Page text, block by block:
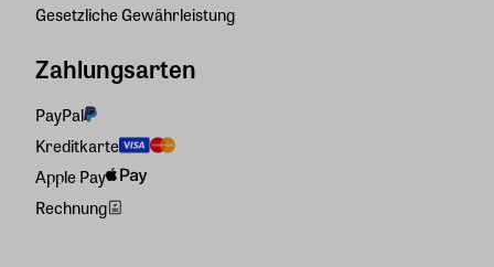
Gesetzliche Gewährleistung
Zahlungsarten
PayPal
Kreditkarte
Apple Pay
Rechnung